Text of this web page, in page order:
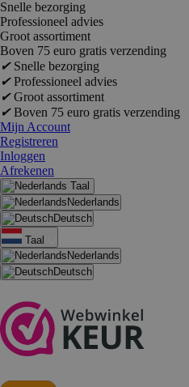
Snelle bezorging
Professioneel advies
Groot assortiment
Boven 75 euro gratis verzending
✔Snelle bezorging
✔Professioneel advies
✔Groot assortiment
✔Boven 75 euro gratis verzending
Mijn Account
Registreren
Inloggen
Afrekenen
Taal
Nederlands
Deutsch
Taal
Nederlands
Deutsch